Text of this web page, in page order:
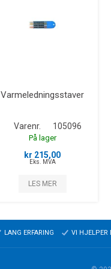
Varmeledningsstaver
Varenr. 105096
På lager
kr 215,00
Eks. MVA
LES MER
LANG ERFARING VI HJELPER